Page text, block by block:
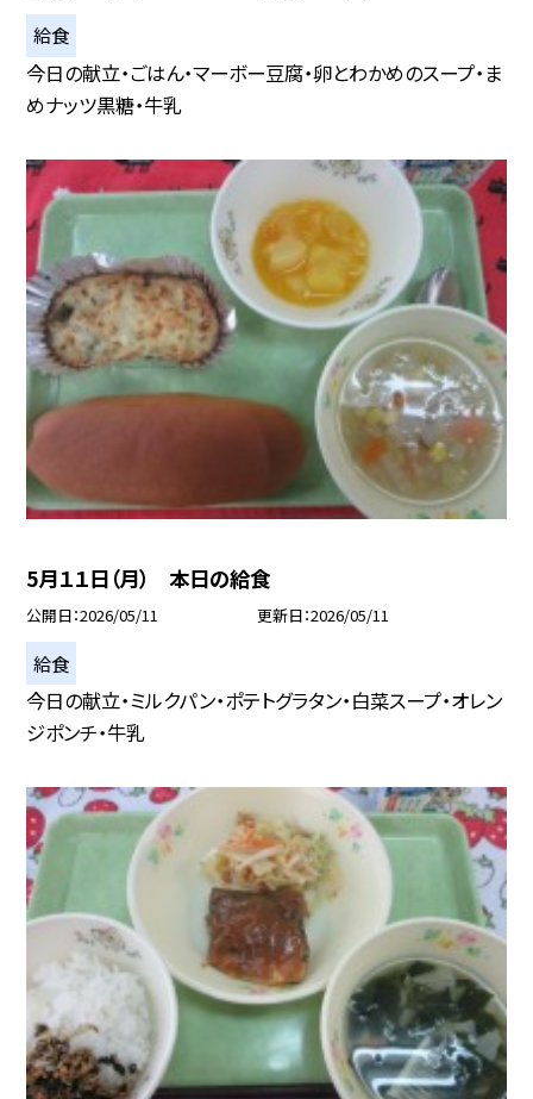
給食
今日の献立・ごはん・マーボー豆腐・卵とわかめのスープ・ま
めナッツ黒糖・牛乳
5月１１日（月） 本日の給食
公開日 2026/05/11 更新日 2026/05/11
給食
今日の献立・ミルクパン・ポテトグラタン・白菜スープ・オレン
ジポンチ・牛乳